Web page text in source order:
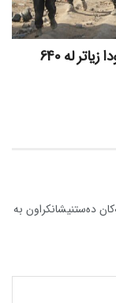
نەتەوە یەکگرتووەکان: لە سێ مانگی ڕابردوودا زیاتر لە 640
دەستنیشانکراون بە